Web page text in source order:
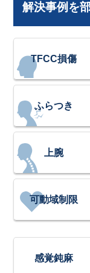
解決事例を
TFCC損傷
ふらつき
上腕
可動域制限
感覚鈍麻